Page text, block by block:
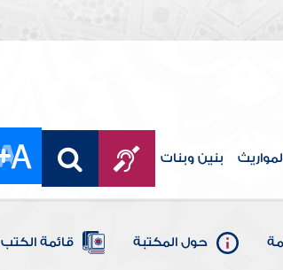
بنين وبنات
حول المكتبة قائمة الكتب